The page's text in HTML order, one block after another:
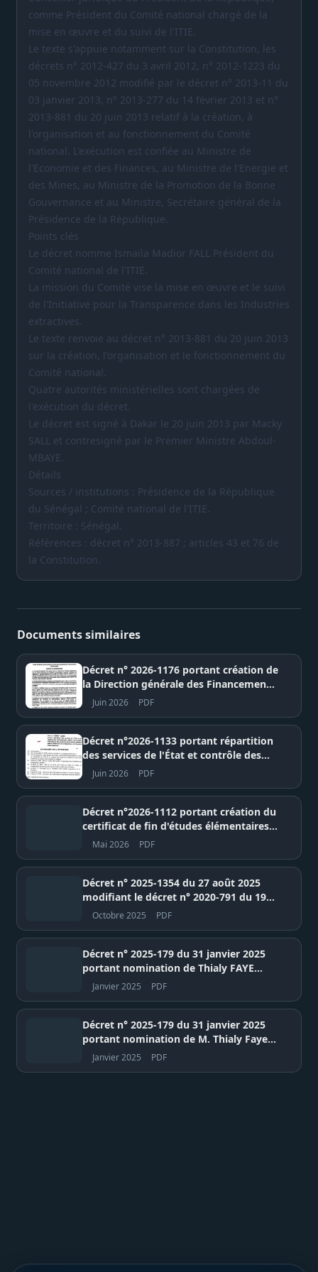
comme Président du Comité national chargé de la
mise en œuvre et du suivi de l'ITIE.
Le texte s'appuie notamment sur la Constitution, les
décrets n° 2012-427 du 3 avril 2012, n° 2012-1223 du
05 novembre 2012 modifié par le décret n° 2013-11 du
03 janvier 2013, n° 2013-277 du 14 février 2013 et n°
2013-881 du 20 juin 2013 relatif à la création, à
l'organisation et au fonctionnement du Comité
national. L'exécution est confiée au Ministre de
l'Economie et des Finances, au Ministre de l'Energie et
des Mines, au Ministre de la Promotion de la Bonne
Gouvernance et au Ministre, Secrétaire général de la
Présidence de la République.
Points clés
Le décret nomme Ismaïla Madior FALL Président du
Comité national de l'ITIE.
La mission du Comité vise la mise en œuvre et le suivi
de l'Initiative pour la Transparence dans les Industries
extractives.
Le texte renvoie au décret n° 2013-881 du 20 juin 2013
sur la création, l'organisation et le fonctionnement du
Comité national.
Quatre autorités ministérielles sont chargées de
l'exécution du décret.
Le décret est signé à Dakar le 20 juin 2013 par Macky
SALL et contresigné par le Premier Ministre Abdoul-
MBAYE.
Détails
Sources / institutions : Présidence de la République
du Sénégal ; Comité national de l'ITIE.
Territoire : Sénégal.
Références : décret n° 2013-887 ; articles 43 et 76 de
la Constitution.
Documents similaires
Décret n° 2026-1176 portant création de
la Direction générale des Financements
et de la Dette – Ministère de
l'Économie, des Finances et du Plan
Juin 2026 PDF
Décret n°2026-1133 portant répartition
des services de l'État et contrôle des
établissements publics et sociétés à
participation publique – Présidence de
la République du Sénégal
Juin 2026 PDF
Décret n°2026-1112 portant création du
certificat de fin d'études élémentaires
(CFEE) et suppression du concours
l'Éducation nationale
Mai 2026 PDF
Décret n° 2025-1354 du 27 août 2025
modifiant le décret n° 2020-791 du 19
mars 2020 relatif au registre des
extractif – Présidence de la République
Octobre 2025 PDF
Décret n° 2025-179 du 31 janvier 2025
portant nomination de Thialy FAYE
comme président de l’Initiative pour la
transparence dans les industries
extractives (ITIE) – Présidence de la
République du Sénégal
Janvier 2025 PDF
Décret n° 2025-179 du 31 janvier 2025
portant nomination de M. Thialy Faye
comme président de l’Initiative pour la
transparence dans les industries
Janvier 2025 PDF